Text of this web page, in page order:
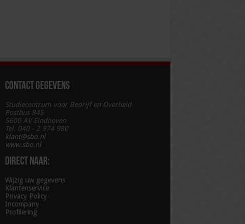
Contact gegevens
Studiecentrum voor Bedrijf en Overheid
Postbus 845
5600 AV Eindhoven
Tel. 040 - 2 974 980
klant@sbo.nl
www.sbo.nl
Direct naar:
Wijzig uw gegevens
Klantenservice
Privacy Policy
Incompany
Profilering